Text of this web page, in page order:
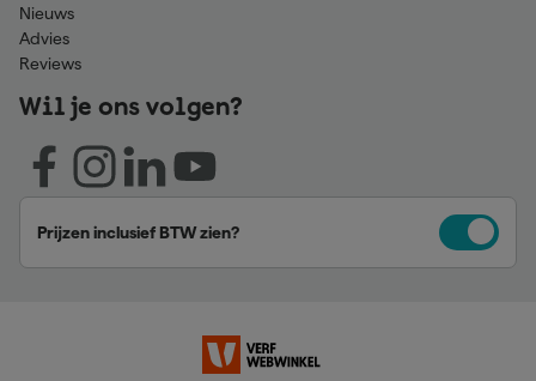
Nieuws
Advies
Reviews
Wil je ons volgen?
Prijzen inclusief BTW zien?